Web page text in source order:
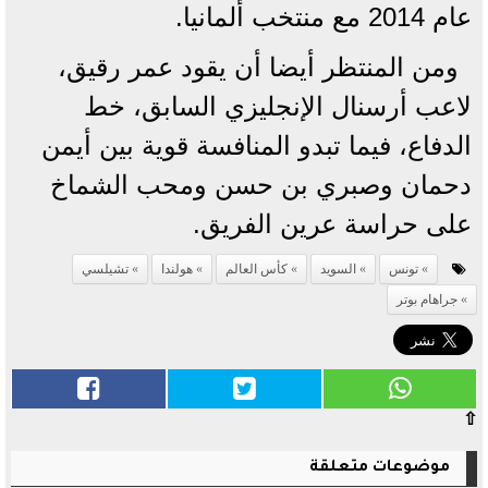
عام 2014 مع منتخب ألمانيا.
ومن المنتظر أيضا أن يقود عمر رقيق،
لاعب أرسنال الإنجليزي السابق، خط
الدفاع، فيما تبدو المنافسة قوية بين أيمن
دحمان وصبري بن حسن ومحب الشماخ
على حراسة عرين الفريق.
تونس السويد كأس العالم هولندا
تشيلسي
جراهام بوتر
⇧
موضوعات متعلقة